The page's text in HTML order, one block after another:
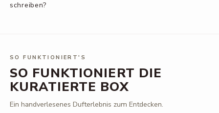
schreiben?
SO FUNKTIONIERT'S
SO FUNKTIONIERT DIE
KURATIERTE BOX
Ein handverlesenes Dufterlebnis zum Entdecken.